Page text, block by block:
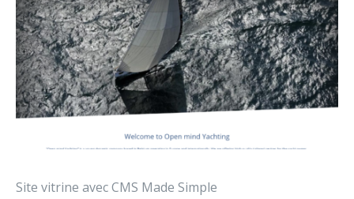
Site vitrine avec CMS Made Simple